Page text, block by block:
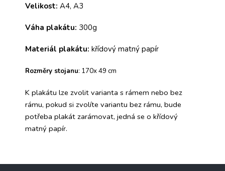
Velikost: A4, A3
Váha plakátu: 300g
Materiál plakátu: křídový matný papír
Rozměry stojanu: 170x 49 cm
K plakátu lze zvolit varianta s rámem nebo bez
rámu, pokud si zvolíte variantu bez rámu, bude
potřeba plakát zarámovat, jedná se o křídový
matný papír.